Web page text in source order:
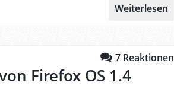
Weiterlesen
7 Reaktionen
Firefox OS 1.4